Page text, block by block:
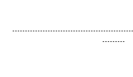
---------